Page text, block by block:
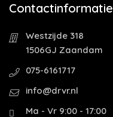
Contactinformatie
Westzijde 318
1506GJ Zaandam
075-6161717
info@drvr.nl
Ma - Vr 9:00 - 17:00